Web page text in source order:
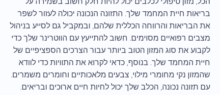
בריאות חיית המחמד שלך. התזונה הנכונה יכולה לעזור לשפר
את הבריאות והרווחה הכללית שלהם, ובמקביל גם לסייע בניהול
מצבים רפואיים מסוימים. חשוב להתייעץ עם הווטרינר שלך כדי
לקבוע את סוג המזון הטוב ביותר עבור הצרכים הספציפיים של
חיית המחמד שלך. בנוסף, כדאי לקרוא את התוויות כדי לוודא
שהמזון נקי מחומרי מילוי, צבעים מלאכותיים וחומרים משמרים.
עם תזונה נכונה, הכלב שלך יכול לחיות חיים ארוכים ובריאים.